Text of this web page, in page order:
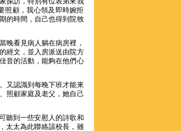
照顧，我心領及即時婉拒
的時間，自己也得到院牧
晚看見病人躺在病房裡，
經文，並入房派送由院方
音的活動，能夠在他們心
又認識到每晚下班才能來
照顧家庭及老父，她自己
聽到一些安慰人的詩歌和
太太為此聯絡該校長，雖